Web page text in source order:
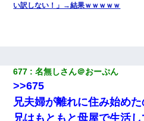
い訳しない！」→結果ｗｗｗｗｗ
677 名無しさん＠おーぷん
>>675
兄夫婦が離れに住み始め
兄はもともと母屋で生活